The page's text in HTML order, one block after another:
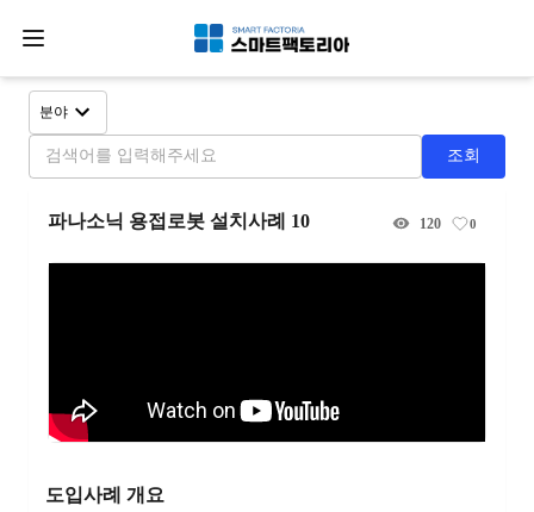
분야
조회
파나소닉 용접로봇 설치사례 10 120 0
도입사례 개요